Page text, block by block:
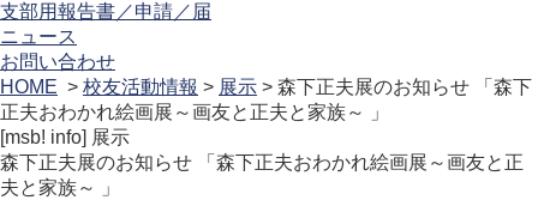
支部用報告書／申請／届
ニュース
お問い合わせ
HOME > 校友活動情報 > 展示 > 森下正夫展のお知らせ 「森下
正夫おわかれ絵画展～画友と正夫と家族～ 」
[msb! info] 展示
森下正夫展のお知らせ 「森下正夫おわかれ絵画展～画友と正
夫と家族～ 」